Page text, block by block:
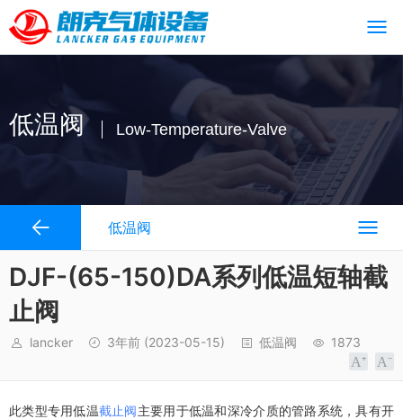
低温阀 Low-Temperature-Valve
低温阀
DJF-(65-150)DA系列低温短轴截
止阀
lancker 3年前 (2023-05-15) 低温阀 1873
此类型专用低温截止阀主要用于低温和深冷介质的管路系统，具有开